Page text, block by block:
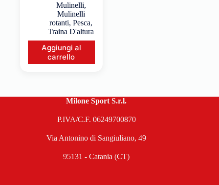
Mulinelli,
Mulinelli
rotanti,Pesca,
Traina D'altura
Aggiungi al
carrello
Milone Sport S.r.l.
P.IVA/C.F. 06249700870
Via Antonino di Sangiuliano, 49
95131 - Catania (CT)